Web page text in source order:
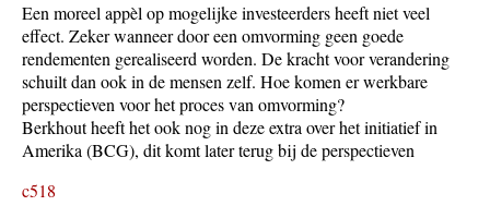
Een moreel appèl op mogelijke investeerders heeft niet veel
effect. Zeker wanneer door een omvorming geen goede
rendementen gerealiseerd worden. De kracht voor verandering
schuilt dan ook in de mensen zelf. Hoe komen er werkbare
perspectieven voor het proces van omvorming?
Berkhout heeft het ook nog in deze extra over het initiatief in
Amerika (BCG), dit komt later terug bij de perspectieven
c518